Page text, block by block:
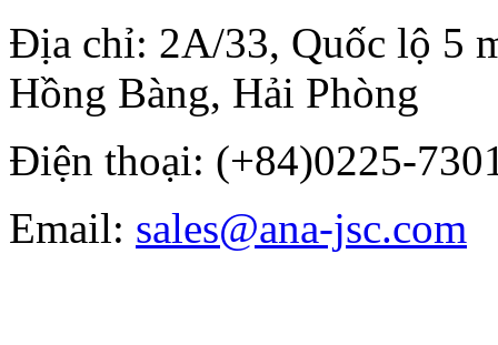
Địa chỉ: 2A/33, Quốc lộ 5
Hồng Bàng, Hải Phòng
Điện thoại: (+84)0225-
Email: sales@ana-jsc.com